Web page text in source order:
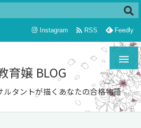
育嬢 BLOG
ルタントが描くあなたの合格物語

Instagram  RSS Feedly